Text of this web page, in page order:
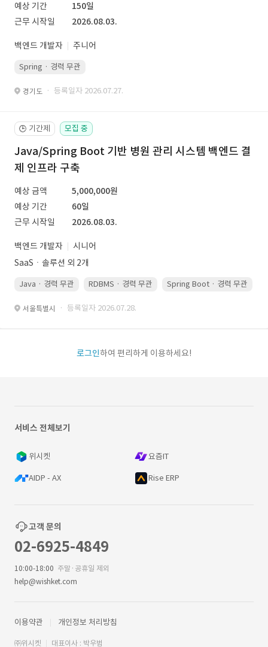
예상 기간
150일
근무 시작일
2026.08.03.
백엔드 개발자 주니어
Spring · 경력 무관
경기도 · 등록일자 2026.07.27.
🕒 기간제 모집 중
Java/Spring Boot 기반 병원 관리 시스템 백엔드 결
제 인프라 구축
예상 금액
5,000,000원
예상 기간
60일
근무 시작일
2026.08.03.
백엔드 개발자
시니어
SaaSㆍ솔루션 외 2개
Java · 경력 무관 RDBMS · 경력 무관 Spring Boot · 경력 무관
서울특별시 · 등록일자 2026.07.28.
로그인하여 편리하게 이용하세요!
서비스 전체보기
위시켓 요즘IT
AIDP - AX Rise ERP
고객 문의
02-6925-4849
10:00-18:00 주말·공휴일 제외
help@wishket.com
이용약관 개인정보 처리방침
㈜위시켓 대표이사 : 박우범